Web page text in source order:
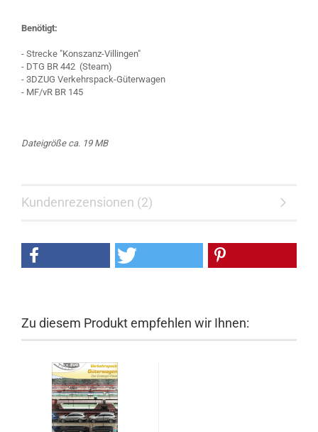
Benötigt:
- Strecke "Konszanz-Villingen"
- DTG BR 442 (Steam)
- 3DZUG Verkehrspack-Güterwagen
- MF/vR BR 145
Dateigröße ca. 19 MB
Kundenrezensionen (2)
Zu diesem Produkt empfehlen wir Ihnen: